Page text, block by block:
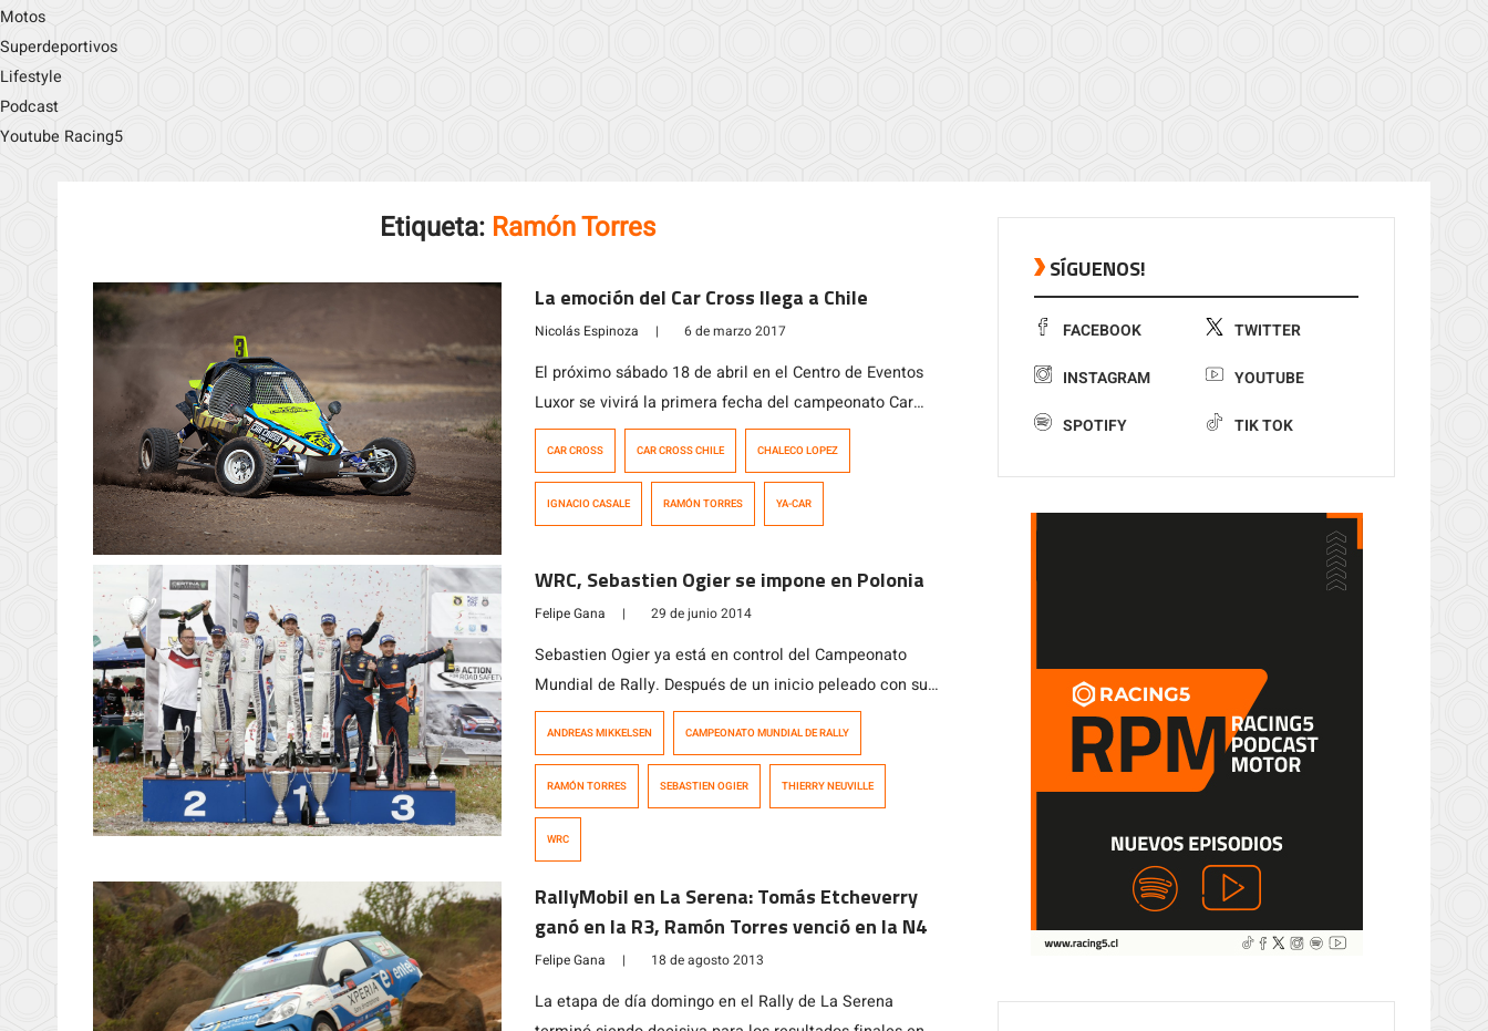
Motos
Superdeportivos
Lifestyle
Podcast
Youtube Racing5
Etiqueta: Ramón Torres
La emoción del Car Cross llega a Chile
Nicolás Espinoza | 6 de marzo 2017
El próximo sábado 18 de abril en el Centro de Eventos
Luxor se vivirá la primera fecha del campeonato Car
Cross Chile, nueva modalidad motorsport que tuvo su
lanzamiento que congregó a los principales pilotos
nacionales que participarán en esta entretenida
CAR CROSS CAR CROSS CHILE CHALECO LOPEZ
IGNACIO CASALE RAMÓN TORRES YA-CAR
WRC, Sebastien Ogier se impone en Polonia
Felipe Gana | 29 de junio 2014
Sebastien Ogier ya está en control del Campeonato
Mundial de Rally. Después de un inicio peleado con su
compañero Jari-Matti Latvala, victorias en las últimas
ventaja a 50 puntos sobre el finlandés. Gran parte de
esa ventaja la consiguió Ogier en este último rally, el de
[…]
ANDREAS MIKKELSEN CAMPEONATO MUNDIAL DE RALLY
RAMÓN TORRES SEBASTIEN OGIER THIERRY NEUVILLE
WRC
RallyMobil en La Serena: Tomás Etcheverry
ganó en la R3, Ramón Torres venció en la N4
Felipe Gana | 18 de agosto 2013
La etapa de día domingo en el Rally de La Serena
SÍGUENOS!
FACEBOOK TWITTER
INSTAGRAM YOUTUBE
SPOTIFY TIK TOK